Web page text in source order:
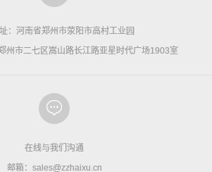
：河南省郑州市荥阳市高村工业园
州市二七区嵩山路长江路亚星时代广场1903室
在线与我们沟通
邮箱：sales@zzhaixu.cn